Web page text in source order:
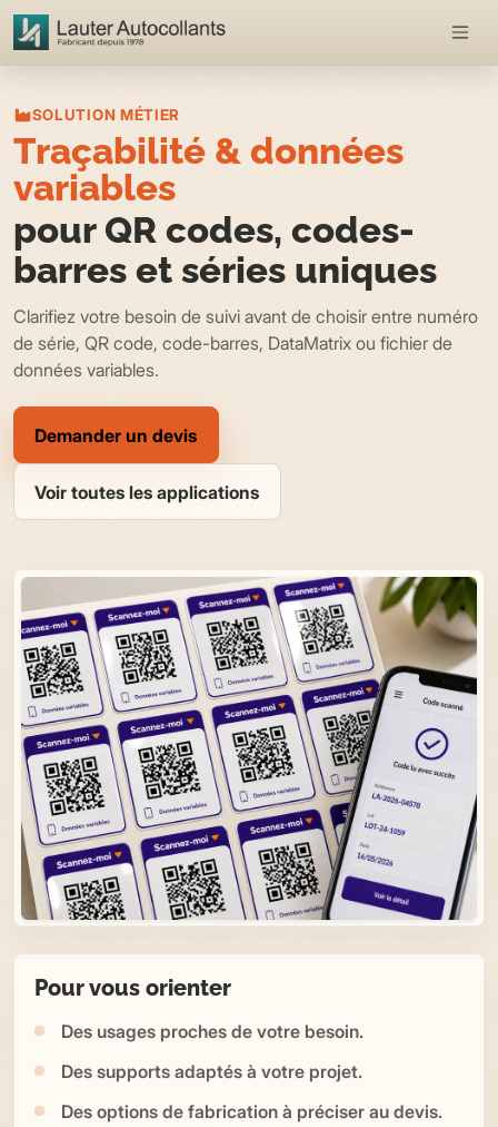
SOLUTION MÉTIER
Traçabilité & données
variables
pour QR codes, codes-
barres et séries uniques
Clarifiez votre besoin de suivi avant de choisir entre numéro
de série, QR code, code-barres, DataMatrix ou fichier de
données variables.
Demander un devis
Voir toutes les applications
Pour vous orienter
Des usages proches de votre besoin.
Des supports adaptés à votre projet.
Des options de fabrication à préciser au devis.